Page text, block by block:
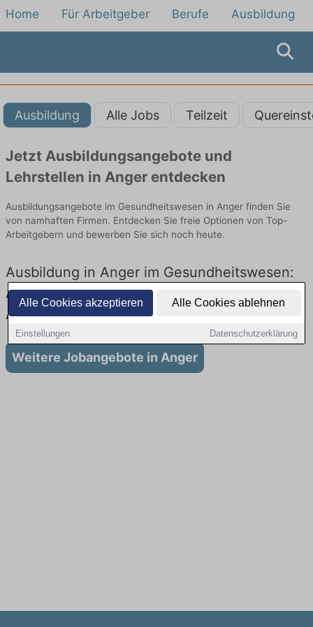
Alle Cookies akzeptieren Alle Cookies ablehnen
Einstellungen Datenschutzerklärung
Home Für Arbeitgeber Berufe Ausbildung
Ausbildung Alle Jobs Teilzeit
Jetzt Ausbildungsangebote und
Lehrstellen in Anger entdecken
Ausbildungsangebote im Gesundheitswesen in Anger finden Sie
von namhaften Firmen. Entdecken Sie freie Optionen von Top-
Arbeitgebern und bewerben Sie sich noch heute.
Ausbildung in Anger im Gesundheitswesen:
Aktuell gibt es keine Stellenangebote für
Ausbildung in Anger
Weitere Jobangebote in Anger